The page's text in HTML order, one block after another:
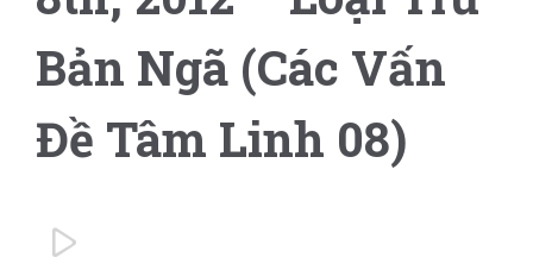
Bản Ngã (Các Vấn
Đề Tâm Linh 08)
